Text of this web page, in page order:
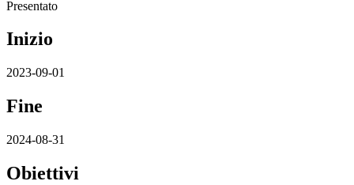
Presentato
Inizio
2023-09-01
Fine
2024-08-31
Obiettivi